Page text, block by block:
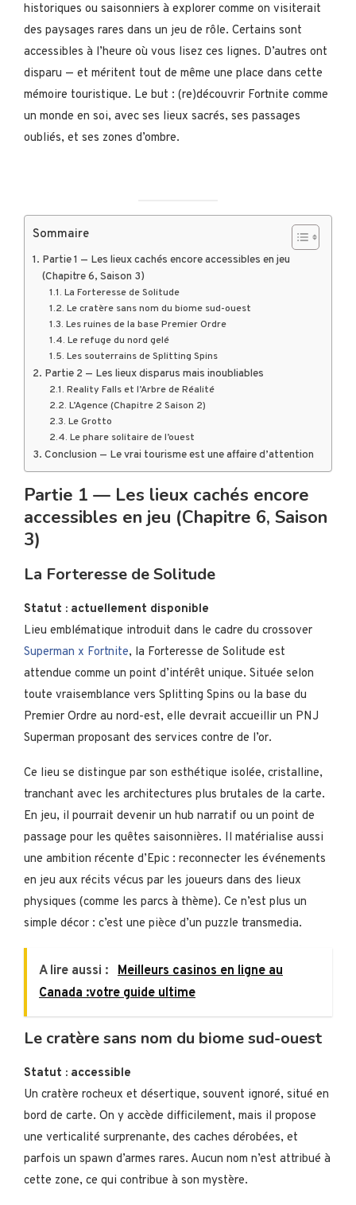
historiques ou saisonniers à explorer comme on visiterait
des paysages rares dans un jeu de rôle. Certains sont
accessibles à l’heure où vous lisez ces lignes. D’autres ont
disparu — et méritent tout de même une place dans cette
mémoire touristique. Le but : (re)découvrir Fortnite comme
un monde en soi, avec ses lieux sacrés, ses passages
oubliés, et ses zones d’ombre.
Sommaire
Partie 1 — Les lieux cachés encore accessibles en jeu
(Chapitre 6, Saison 3)
La Forteresse de Solitude
Le cratère sans nom du biome sud-ouest
Les ruines de la base Premier Ordre
Le refuge du nord gelé
Les souterrains de Splitting Spins
Partie 2 — Les lieux disparus mais inoubliables
Reality Falls et l’Arbre de Réalité
L’Agence (Chapitre 2 Saison 2)
Le Grotto
Le phare solitaire de l’ouest
Conclusion — Le vrai tourisme est une affaire d’attention
Partie 1 — Les lieux cachés encore
accessibles en jeu (Chapitre 6, Saison
3)
La Forteresse de Solitude
Statut : actuellement disponible
Lieu emblématique introduit dans le cadre du crossover
Superman x Fortnite, la Forteresse de Solitude est
attendue comme un point d’intérêt unique. Située selon
toute vraisemblance vers Splitting Spins ou la base du
Premier Ordre au nord-est, elle devrait accueillir un PNJ
Superman proposant des services contre de l’or.
Ce lieu se distingue par son esthétique isolée, cristalline,
tranchant avec les architectures plus brutales de la carte.
En jeu, il pourrait devenir un hub narratif ou un point de
passage pour les quêtes saisonnières. Il matérialise aussi
une ambition récente d’Epic : reconnecter les événements
en jeu aux récits vécus par les joueurs dans des lieux
physiques (comme les parcs à thème). Ce n’est plus un
simple décor : c’est une pièce d’un puzzle transmedia.
A lire aussi : Meilleurs casinos en ligne au
Canada :votre guide ultime
Le cratère sans nom du biome sud-ouest
Statut : accessible
Un cratère rocheux et désertique, souvent ignoré, situé en
bord de carte. On y accède difficilement, mais il propose
une verticalité surprenante, des caches dérobées, et
parfois un spawn d’armes rares. Aucun nom n’est attribué à
cette zone, ce qui contribue à son mystère.